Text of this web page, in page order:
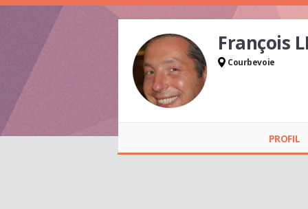
François
Courbevoie
PROFIL